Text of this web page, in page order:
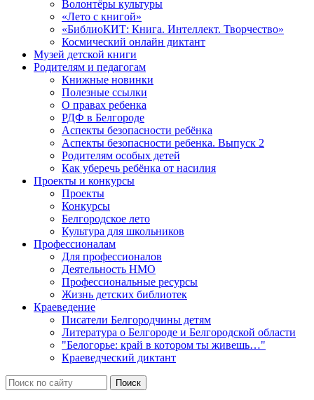
Волонтёры культуры
«Лето с книгой»
«БиблиоКИТ: Книга. Интеллект. Творчество»
Космический онлайн диктант
Музей детской книги
Родителям и педагогам
Книжные новинки
Полезные ссылки
О правах ребенка
РДФ в Белгороде
Аспекты безопасности ребёнка
Аспекты безопасности ребенка. Выпуск 2
Родителям особых детей
Как уберечь ребёнка от насилия
Проекты и конкурсы
Проекты
Конкурсы
Белгородское лето
Культура для школьников
Профессионалам
Для профессионалов
Деятельность НМО
Профессиональные ресурсы
Жизнь детских библиотек
Краеведение
Писатели Белгородчины детям
Литература о Белгороде и Белгородской области
"Белогорье: край в котором ты живешь…"
Краеведческий диктант